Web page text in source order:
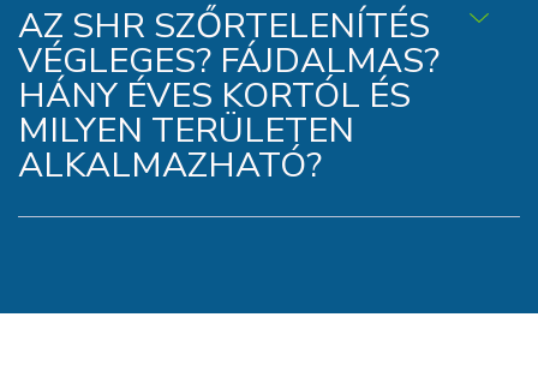
AZ SHR SZŐRTELENÍTÉS
VÉGLEGES? FÁJDALMAS?
HÁNY ÉVES KORTÓL ÉS
MILYEN TERÜLETEN
ALKALMAZHATÓ?